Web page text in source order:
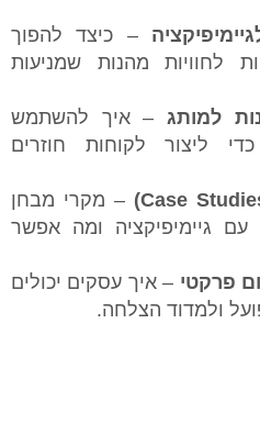
– כיצד להפוך
לחוויות מהנות שמניעות
למותג – איך להשתמש
ליצור לקוחות חוזרים
– מקרי מבחן
גיימיפיקציה ומה אפשר
– איך עסקים יכולים
ולמדוד הצלחה.